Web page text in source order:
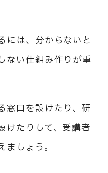
には、分からないと
ない仕組み作りが重
窓口を設けたり、研
けたりして、受講者
しょう。